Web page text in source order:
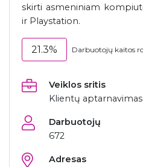
skirti asmeniniam
ir Playstation.
21.3% Darbuotojų kaitos
Veiklos sritis
Klientų aptarnavimas
Darbuotojų
672
Adresas